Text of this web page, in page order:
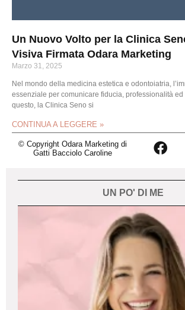
Un Nuovo Volto per la Clinica
Visiva Firmata Odara Marketing
Marzo 31, 2025
Nel mondo della medicina estetica e odontoiatria,
essenziale per comunicare fiducia, professionalità
questo, la Clinica Seno si
CONTINUA A LEGGERE »
© Copyright Odara Marketing di
Gatti Bacciolo Caroline
UN PO' DI ME